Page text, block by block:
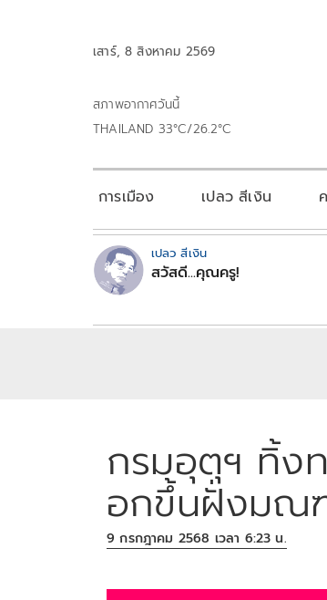
เสาร์, 8 สิงหาคม 2569
สภาพอากาศวันนี้
THAILAND 33°C/26.2°C
การเมือง เปลว สีเงิน
เปลว สีเงิน
สวัสดี...คุณครู!
กรมอุตุฯ ทิ้ง
อกขึ้นฝั่งมณฑ
9 กรกฎาคม 2568 เวลา 6:23 น.